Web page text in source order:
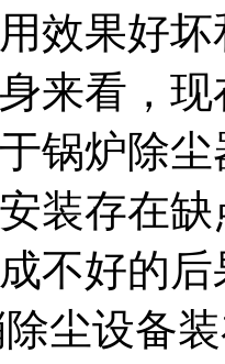
效果好
来看，
锅炉除
装存在
不好的后
尘设备